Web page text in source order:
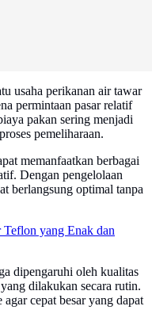
usaha perikanan air tawar
permintaan pasar relatif
pakan sering menjadi
pemeliharaan.
memanfaatkan berbagai
Dengan pengelolaan
berlangsung optimal tanpa
Teflon yang Enak dan
dipengaruhi oleh kualitas
dilakukan secara rutin.
cepat besar yang dapat